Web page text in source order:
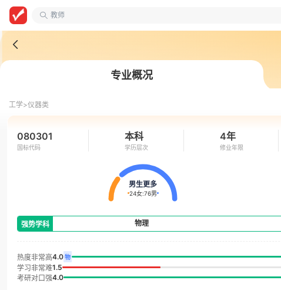
山东政法学院
中国语言文学类
专业概况
工学>仪器类
080301
国标代码
本科
学历层次
4年
修业年限
男生更多
24女:76男
强势学科 物理
热度非常高4.0物
学习非常难1.5
考研对口强4.0